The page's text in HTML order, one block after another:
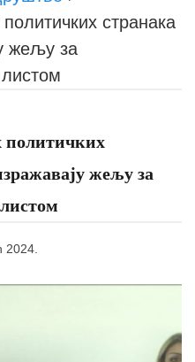
странака
жељу за
политичких
жељу за
2024.